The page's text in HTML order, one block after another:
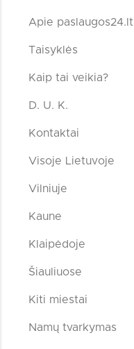
Apie paslaugos24.lt
Taisyklės
Kaip tai veikia?
D. U. K.
Kontaktai
Visoje Lietuvoje
Vilniuje
Kaune
Klaipėdoje
Šiauliuose
Kiti miestai
Namų tvarkymas